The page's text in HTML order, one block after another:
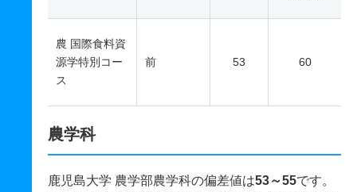
農 国際食料資
源学特別コー
ス
前 53 60
農学科
鹿児島大学 農学部農学科の偏差値は53～55です。